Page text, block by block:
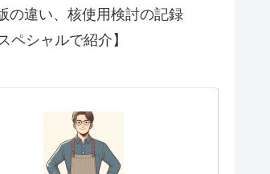
の違い、核使用検討の記録
ペシャルで紹介】